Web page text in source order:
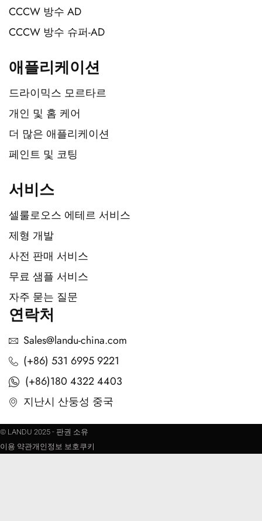
CCCW 방수 AD
CCCW 방수 슈퍼-AD
애플리케이션
드라이믹스 모르타르
개인 및 홈 케어
더 많은 애플리케이션
페인트 및 코팅
서비스
셀룰로오스 에테르 서비스
제형 개발
사전 판매 서비스
무료 샘플 서비스
자주 묻는 질문
연락처
Sales@landu-china.com
(+86) 531 6995 9221
(+86)180 4322 4403
지난시 산둥성 중국
© LANDU 2025 - 판권 소유
이용 약관개인정보 보호쿠키